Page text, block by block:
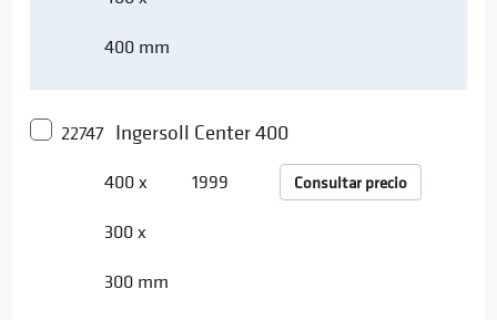
400 mm
22747 Ingersoll Center 400
400 x
300 x
300 mm
1999 Consultar precio